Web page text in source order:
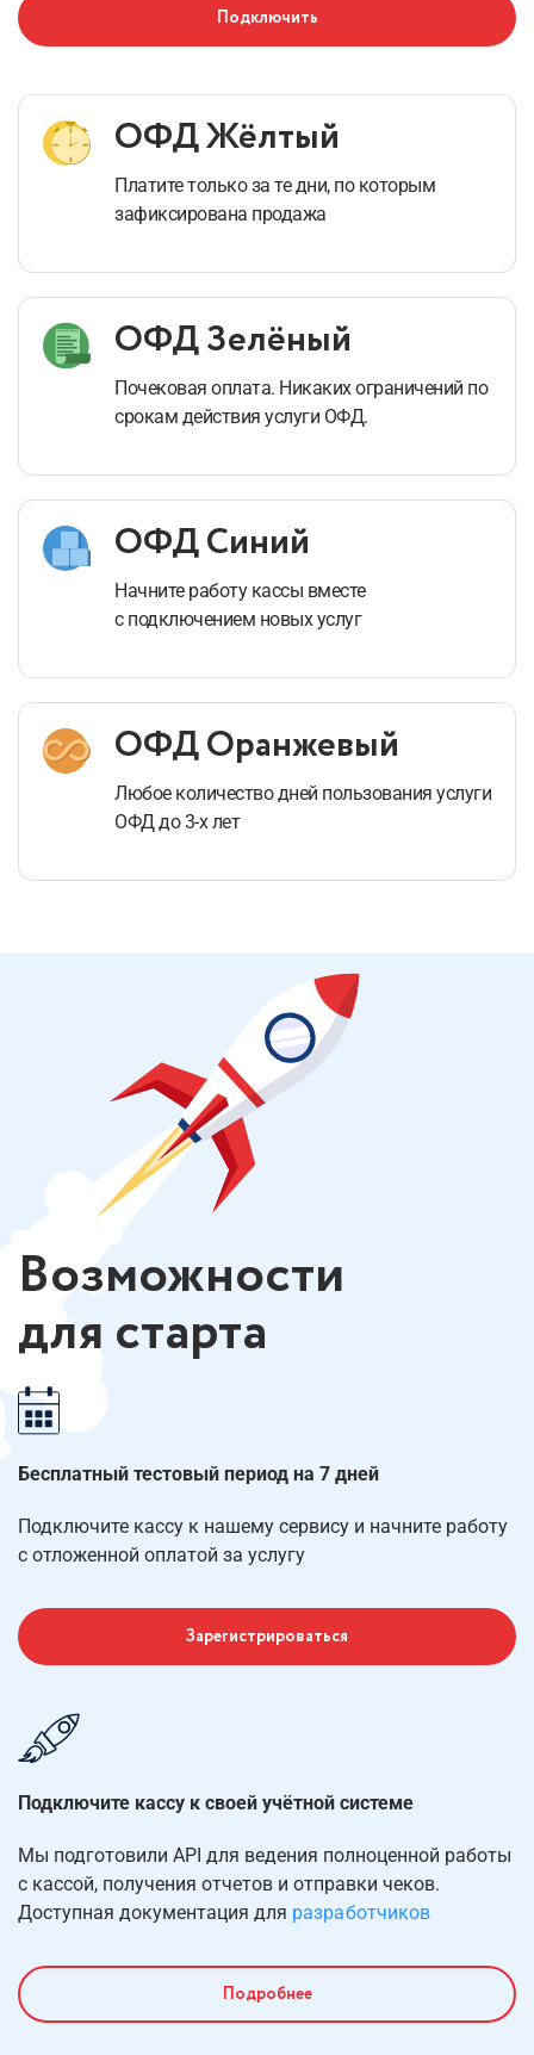
Подключить
ОФД Жёлтый
Платите только за те дни, по которым
зафиксирована продажа
ОФД Зелёный
Почековая оплата. Никаких ограничений по
срокам действия услуги ОФД.
ОФД Синий
Начните работу кассы вместе
с подключением новых услуг
ОФД Оранжевый
Любое количество дней пользования услуги
ОФДдо 3-х лет
Возможности
для старта
Бесплатный тестовый период на 7 дней
Подключите кассу к нашему сервису и начните работу
с отложенной оплатой за услугу
Зарегистрироваться
Подключите кассу к своей учётной системе
Мы подготовили API для ведения полноценной работы
с кассой, получения отчетов и отправки чеков.
Доступная документация для разработчиков
Подробнее